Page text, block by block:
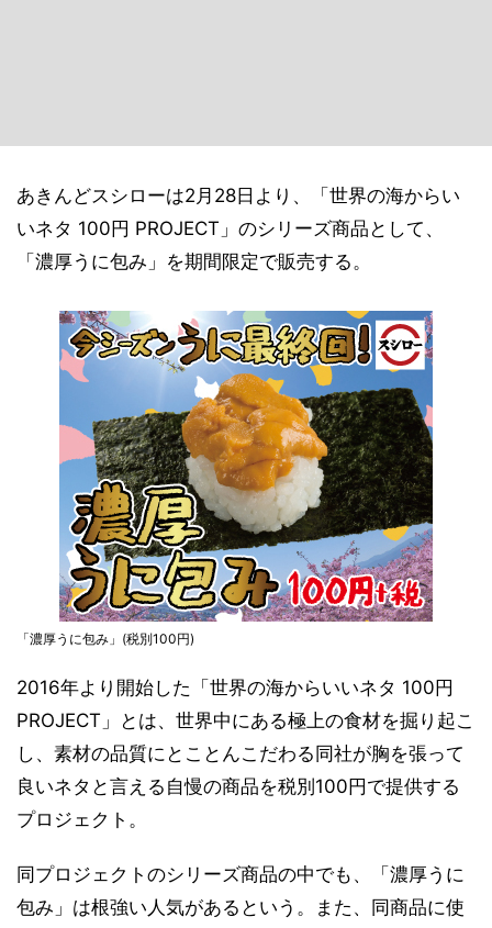
あきんどスシローは2月28日より、「世界の海からい
いネタ 100円 PROJECT」のシリーズ商品として、
「濃厚うに包み」を期間限定で販売する。
「濃厚うに包み」(税別100円)
2016年より開始した「世界の海からいいネタ 100円
PROJECT」とは、世界中にある極上の食材を掘り起こ
し、素材の品質にとことんこだわる同社が胸を張って
良いネタと言える自慢の商品を税別100円で提供する
プロジェクト。
同プロジェクトのシリーズ商品の中でも、「濃厚うに
包み」は根強い人気があるという。また、同商品に使